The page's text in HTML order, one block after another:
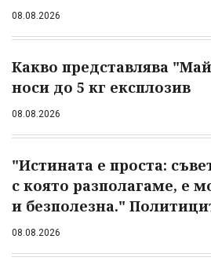
08.08.2026
Какво представлява
носи до 5 кг експлозив
08.08.2026
"Истината е проста:
с която разполагаме, е
и безполезна."
08.08.2026